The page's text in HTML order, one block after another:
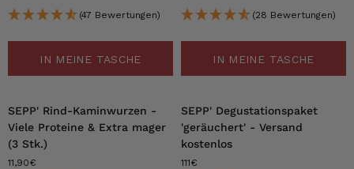
(47 Bewertungen)
IN MEINE TASCHE
(28 Bewertungen)
IN MEINE TASCHE
SEPP' Rind-Kaminwurzen -
Viele Proteine & Extra mager
(3 Stk.)
11,90€
SEPP' Degustationspaket
'geräuchert' - Versand
kostenlos
111€